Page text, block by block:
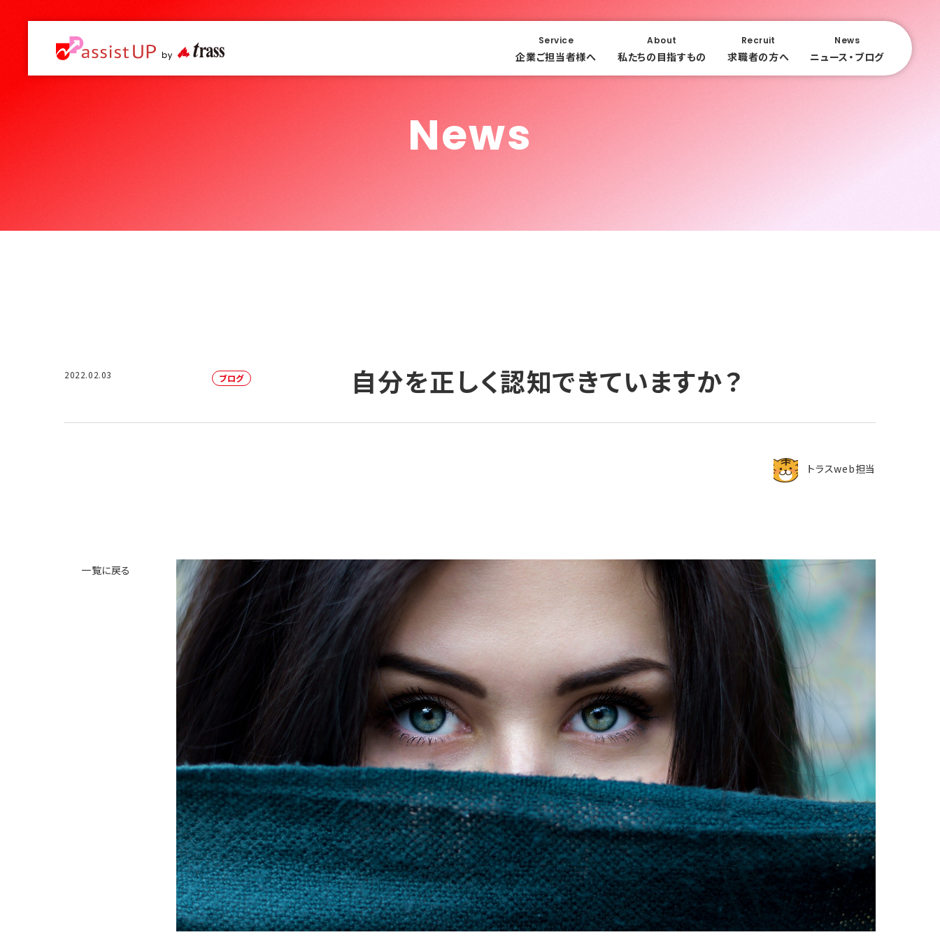
Service
企業ご担当者様へ
About
私たちの目指すもの
Recruit
求職者の方へ
News
ニュース・ブログ
News
自分を正しく認知できていますか？
2022.02.03 ブログ
トラスweb担当
一覧に戻る